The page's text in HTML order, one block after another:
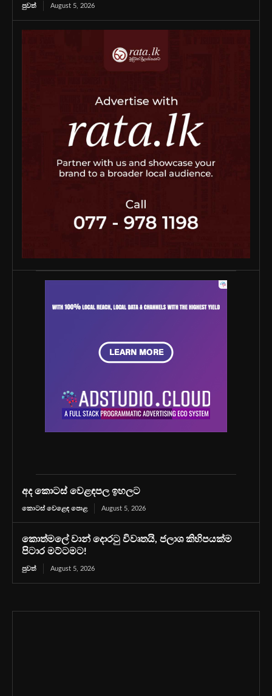
පුවත් August 5, 2026
අද කොටස් වෙළඳපල ඉහලට
කොටස් වෙළෙඳ පොළ August 5, 2026
කොත්මලේ වාන් දොරටු විවෘතයි, ජලාශ කිහිපයක්ම
පිටාර මට්ටමට!
පුවත් August 5, 2026